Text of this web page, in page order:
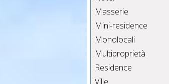
Masserie
Mini-residence
Monolocali
Multiproprietà
Residence
Ville